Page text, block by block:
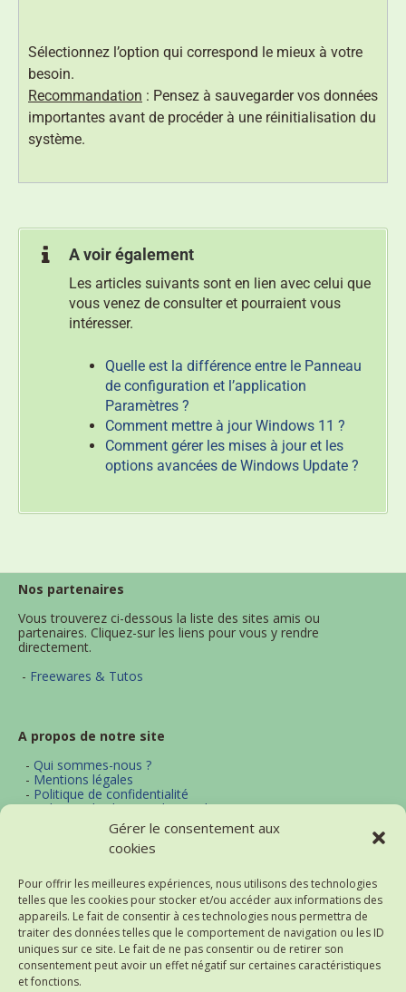
Gérer le consentement aux
cookies
Pour offrir les meilleures expériences, nous utilisons des technologies
telles que les cookies pour stocker et/ou accéder aux informations des
appareils. Le fait de consentir à ces technologies nous permettra de
traiter des données telles que le comportement de navigation ou les ID
uniques sur ce site. Le fait de ne pas consentir ou de retirer son
consentement peut avoir un effet négatif sur certaines caractéristiques
et fonctions.
Sélectionnez l’option qui correspond le mieux à votre
besoin.
Recommandation : Pensez à sauvegarder vos données
importantes avant de procéder à une réinitialisation du
système.
A voir également
Les articles suivants sont en lien avec celui que
vous venez de consulter et pourraient vous
intéresser.
Quelle est la différence entre le Panneau
de configuration et l’application
Paramètres ?
Comment mettre à jour Windows 11 ?
Comment gérer les mises à jour et les
options avancées de Windows Update ?
Nos partenaires
Vous trouverez ci-dessous la liste des sites amis ou
partenaires. Cliquez-sur les liens pour vous y rendre
directement.
- Freewares & Tutos
A propos de notre site
- Qui sommes-nous ?
- Mentions légales
- Politique de confidentialité
-Politique d'utilisation des cookies
Actualités et thématiques
-Excel
-Word
-Bureautique
-Logiciels